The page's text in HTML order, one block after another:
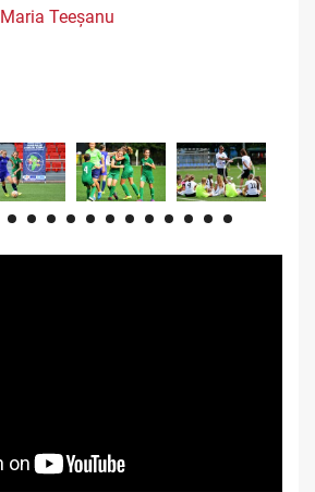
Maria Teeşanu